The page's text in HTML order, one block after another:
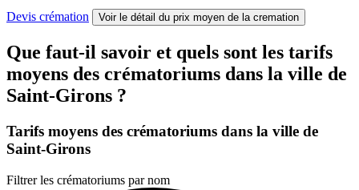
Devis crémation Voir le détail du prix moyen de la cremation
Que faut-il savoir et quels sont les tarifs
moyens des crématoriums dans la ville de
Saint-Girons ?
Tarifs moyens des crématoriums dans la ville de
Saint-Girons
Filtrer les crématoriums par nom